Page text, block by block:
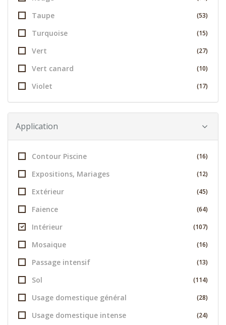
Taupe (53)
Turquoise (15)
Vert (27)
Vert canard (10)
Violet (17)
Application
Contour Piscine (16)
Expositions, Mariages (12)
Extérieur (45)
Faience (64)
Intérieur (107)
Mosaique (16)
Passage intensif (13)
Sol (114)
Usage domestique général (28)
Usage domestique intense (24)